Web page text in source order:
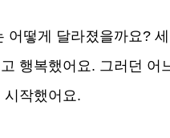
어떻게 달라졌을까요?
행복했어요. 그러던
작했어요.